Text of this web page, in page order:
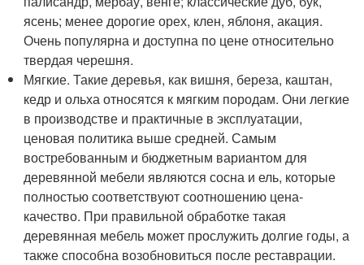
ясень; менее дорогие орех, клен, яблоня, акация.
Очень популярна и доступна по цене относительно
твердая черешня.
Мягкие. Такие деревья, как вишня, береза, каштан,
кедр и ольха относятся к мягким породам. Они легкие
в производстве и практичные в эксплуатации,
ценовая политика выше средней. Самым
востребованным и бюджетным вариантом для
деревянной мебели являются сосна и ель, которые
полностью соответствуют соотношению цена-
качество. При правильной обработке такая
деревянная мебель может прослужить долгие годы, а
также способна возобновиться после реставрации.